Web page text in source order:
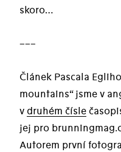
skoro…
–––
Článek Pascala
mountains“ jsme v
v druhém čísle
jej pro
Autorem první